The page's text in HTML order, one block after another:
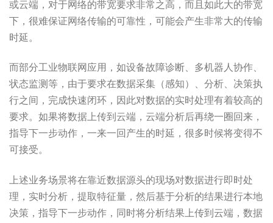
或云端，对于网络的带宽要求非常之高，而且如此大的带宽
下，很难保证网络传输的可靠性，可能会产生非常大的传输
时延。
而部分工业物联网应用，如设备故障诊断、多机器人协作、
状态监测等，由于要求在数据采集（感知）、分析、决策执
行之间，完成快速闭环，因此对数据的实时处理有着较高的
要求。如果将数据上传到云端，云端分析后再绕一圈回来，
指导下一步动作，一来一回产生的时延，很多时候将变得不
可接受。
上述业务场景将在靠近数据源头的现场对数据进行即时处
理，实时分析，提取特征量，然后基于分析的结果进行本地
决策，指导下一步动作，同时将分析结果上传到云端，数据